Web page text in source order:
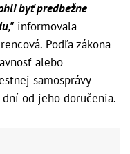
byť predbežne
informovala
Podľa zákona
alebo
samosprávy
od jeho doručenia.